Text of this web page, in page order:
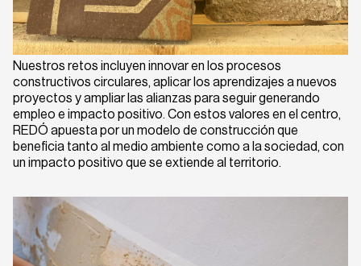
Nuestros retos incluyen innovar en los procesos
constructivos circulares, aplicar los aprendizajes a nuevos
proyectos y ampliar las alianzas para seguir generando
empleo e impacto positivo. Con estos valores en el centro,
REDÓ apuesta por un modelo de construcción que
beneficia tanto al medio ambiente como a la sociedad, con
un impacto positivo que se extiende al territorio.